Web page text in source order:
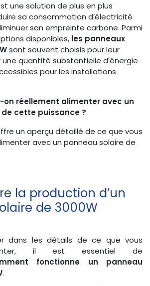
une solution de plus en plus
sa consommation d’électricité
son empreinte carbone. Parmi
disponibles, les panneaux
sont souvent choisis pour leur
quantité substantielle d'énergie
pour les installations
on réellement alimenter avec un
cette puissance ?
un aperçu détaillé de ce que vous
avec un panneau solaire de
la production d’un
de 3000W
dans les détails de ce que vous
il est essentiel de
fonctionne un panneau
.